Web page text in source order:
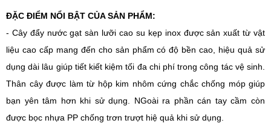
ĐẶC ĐIỂM NỔI BẬT CỦA SẢN PHẨM:
- Cây đẩy nước gạt sàn lưỡi cao su kẹp inox được sản xuất từ vật
liệu cao cấp mang đến cho sản phẩm có độ bền cao, hiệu quả sử
dụng dài lâu giúp tiết kiết kiệm tối đa chi phí trong công tác vệ sinh
Thân cây được làm từ hộp kim nhôm cứng chắc chống móp giúp
bạn yên tâm hơn khi sử dụng. NGoài ra phần cán tay cầm còn
được bọc nhựa PP chống trơn trượt hiệ quả khi sử dụng.